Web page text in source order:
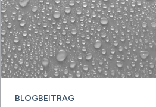
BLOGBEITRAG